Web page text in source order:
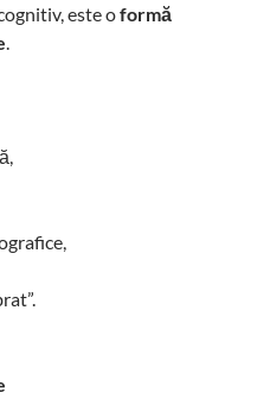
este oformă